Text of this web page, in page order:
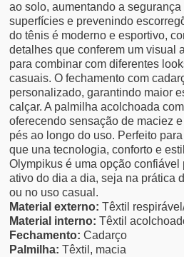
ao solo, aumentando a
superfícies e prevenindo
do tênis é moderno e esportivo,
detalhes que conferem um visual
para combinar com diferentes
casuais.O fechamento com
personalizado, garantindo maior
calçar. A palmilha acolchoada
oferecendo sensação de maciez
pés ao longo do uso. Perfeito
que una tecnologia, conforto e
Olympikus é uma opção confiável
ativo do dia a dia, seja na prática
ou no uso casual.
Material externo:Têxtil
Material interno: Têxtil
Fechamento: Cadarço
Palmilha:Têxtil, macia